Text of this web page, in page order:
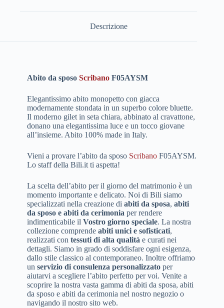
Descrizione
Abito da sposo ScribanoF05AYSM
Elegantissimo abito monopetto con giacca
modernamente stondata in un superbo colore bluette.
Il moderno gilet in seta chiara, abbinato al cravattone,
donano una elegantissima luce e un tocco giovane
all’insieme. Abito 100% made in Italy.
Vieni a provare l’abito da sposo ScribanoF05AYSM.
Lo staff della Bili.it ti aspetta!
La scelta dell’abito per il giorno del matrimonio è un
momento importante e delicato. Noi di Bili siamo
specializzati nella creazione diabiti da sposa, abiti
da sposo e abiti da cerimoniaper rendere
indimenticabile il Vostro giorno speciale. La nostra
collezione comprende abiti unici e sofisticati,
realizzati con tessuti di alta qualitàe curati nei
dettagli. Siamo in grado di soddisfare ogni esigenza,
dallo stile classico al contemporaneo. Inoltre offriamo
un servizio di consulenza personalizzatoper
aiutarvi a scegliere l’abito perfetto per voi. Venite a
scoprire la nostra vasta gamma di abiti da sposa, abiti
da sposo e abiti da cerimonia nel nostro negozio o
navigando il nostro sito web.